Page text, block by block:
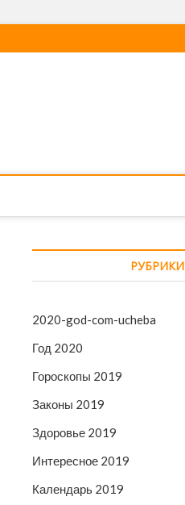
РУБРИКИ
2020-god-com-ucheba
Год 2020
Гороскопы 2019
Законы 2019
Здоровье 2019
Интересное 2019
Календарь 2019